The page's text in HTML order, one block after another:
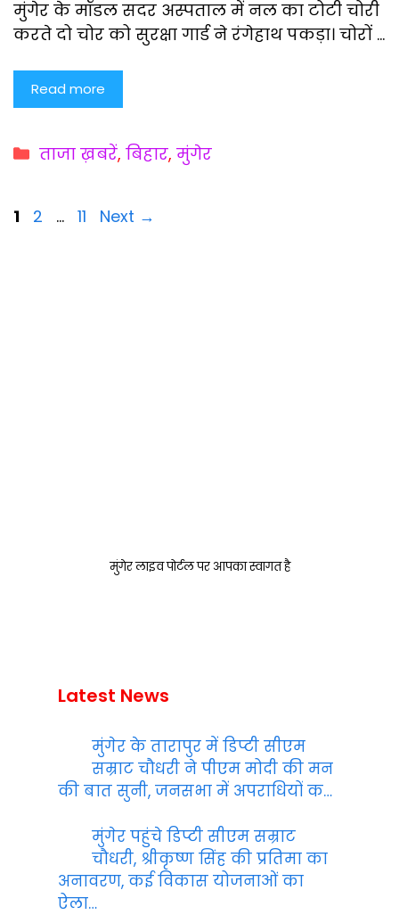
मुंगेर के मॉडल सदर अस्पताल में नल का टोटी चोरी
करते दो चोर को सुरक्षा गार्ड ने रंगेहाथ पकड़ा। चोरों …
Read more
Categories
ताजा ख़बरें, बिहार, मुंगेर
Page
1 Page
2 … Page
11 Next →
मुंगेर लाइव पोर्टल पर आपका स्वागत है
Latest News
मुंगेर के तारापुर में डिप्टी सीएम
सम्राट चौधरी ने पीएम मोदी की मन
की बात सुनी, जनसभा में अपराधियों क…
मुंगेर पहुंचे डिप्टी सीएम सम्राट
चौधरी, श्रीकृष्ण सिंह की प्रतिमा का
अनावरण, कई विकास योजनाओं का
ऐला…